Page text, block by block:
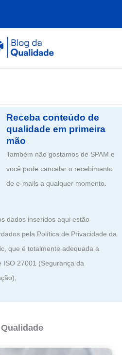
Receba conteúdo de
qualidade em primeira
mão
Também não gostamos de SPAM e
você pode cancelar o recebimento
de e-mails a qualquer momento.
dados inseridos aqui estão
pela Política de Privacidade da
que é totalmente adequada a
ISO 27001 (Segurança da